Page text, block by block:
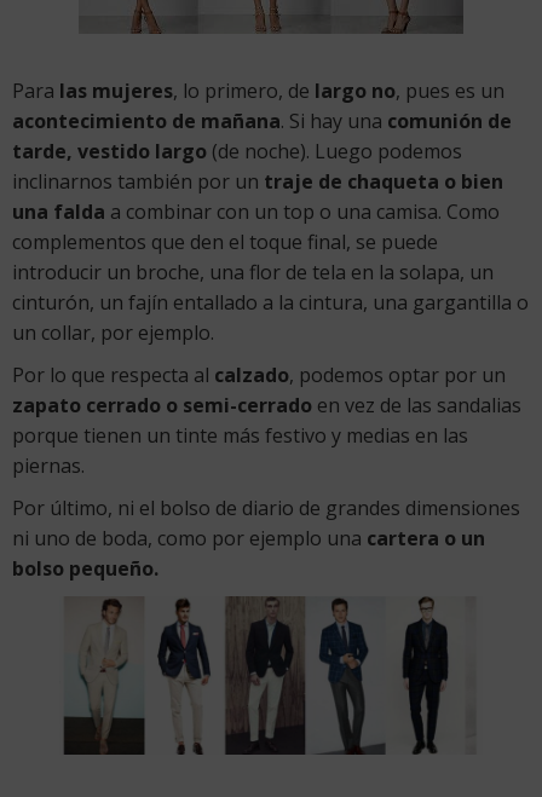
Para las mujeres, lo primero, de largo no, pues es un
acontecimiento de mañana. Si hay una comunión de
tarde, vestido largo (de noche). Luego podemos
inclinarnos también por un traje de chaqueta o bien
una falda a combinar con un top o una camisa. Como
complementos que den el toque final, se puede
introducir un broche, una flor de tela en la solapa, un
cinturón, un fajín entallado a la cintura, una gargantilla o
un collar, por ejemplo.
Por lo que respecta al calzado, podemos optar por un
zapato cerrado o semi-cerrado en vez de las sandalias
porque tienen un tinte más festivo y medias en las
piernas.
Por último, ni el bolso de diario de grandes dimensiones
ni uno de boda, como por ejemplo una cartera o un
bolso pequeño.